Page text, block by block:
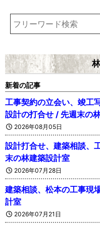
新着の記事
工事契約の立会い、竣工
設計の打合せ / 先週末の
2026年08月05日
設計打合せ、建築相談、
末の林建築設計室
2026年07月28日
建築相談、松本の工事現
計室
2026年07月21日